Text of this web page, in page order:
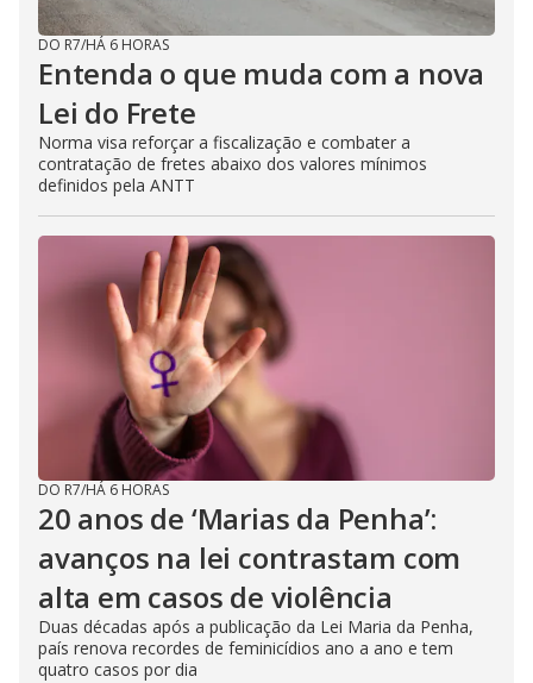
DO R7/HÁ 6 HORAS
Entenda o que muda com a nova
Lei do Frete
Norma visa reforçar a fiscalização e combater a
contratação de fretes abaixo dos valores mínimos
definidos pela ANTT
DO R7/HÁ 6 HORAS
20 anos de ‘Marias da Penha’:
avanços na lei contrastam com
alta em casos de violência
Duas décadas após a publicação da Lei Maria da Penha,
país renova recordes de feminicídios ano a ano e tem
quatro casos por dia